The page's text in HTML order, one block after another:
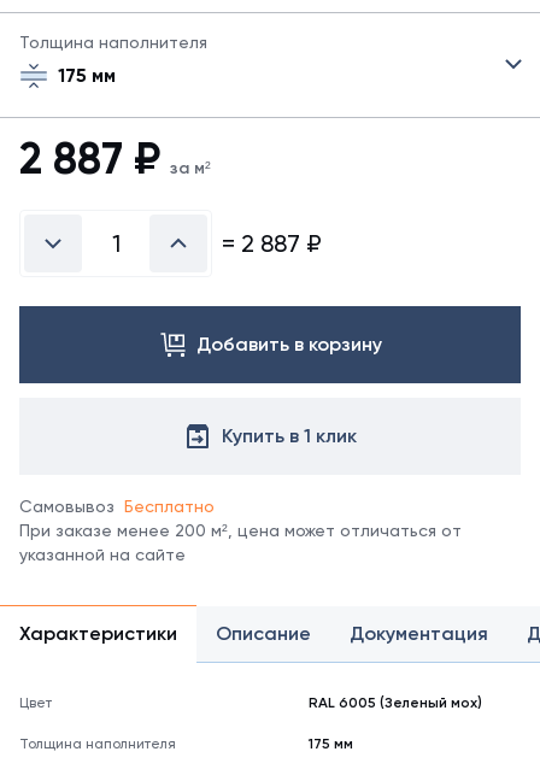
сэндвич-
панелей
все
заказа
цвета
справочнике
цветов
RAL.
цвета
Толщина наполнителя
175 мм
2 887 ₽ за м²
= 2 887 ₽
Добавить в корзину
Купить в 1 клик
Самовывоз Бесплатно
При заказе менее 200 м², цена может отличаться от
указанной на сайте
Характеристики Описание Документация
Цвет RAL 6005 (Зеленый мох)
Толщина наполнителя 175 мм